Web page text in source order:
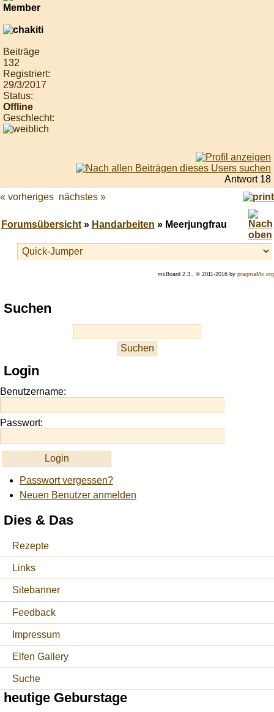
Beiträge
132
Registriert:
29/3/2017
Status:
Offline
Geschlecht:
Antwort 18
« vorheriges nächstes »
Forumsübersicht» Handarbeiten » Meerjungfrau
mxBoard 2.3., © 2011-2016 by pragmaMx.org
Play
best
site
https://onlineslots.money/
Suchen
Login
Benutzername:
Passwort:
Passwort vergessen?
Neuen Benutzer anmelden
Dies & Das
Rezepte
Links
Sitebanner
Feedback
Impressum
Elfen Gallery
Suche
heutige Geburstage